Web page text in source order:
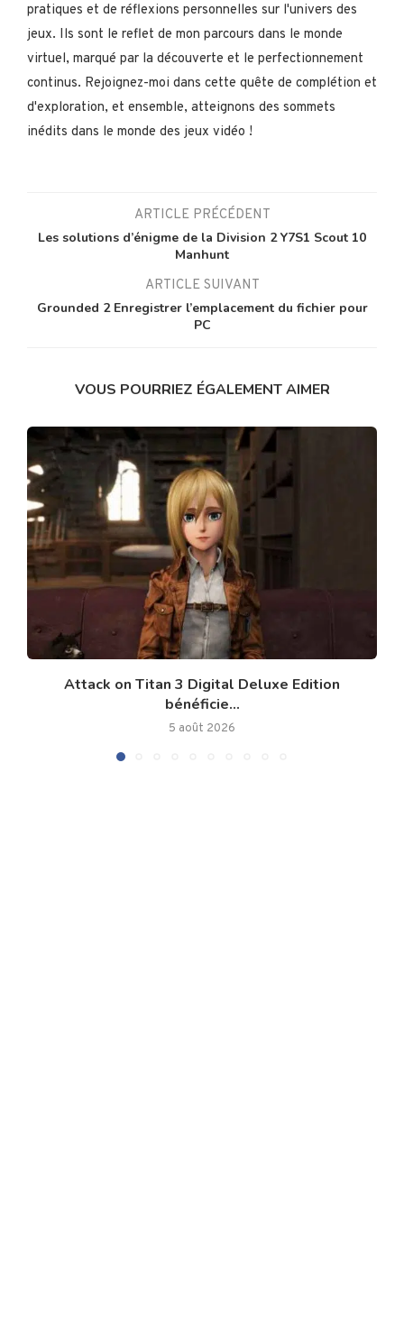
pratiques et de réflexions personnelles sur l'univers des
jeux. Ils sont le reflet de mon parcours dans le monde
virtuel, marqué par la découverte et le perfectionnement
continus. Rejoignez-moi dans cette quête de complétion et
d'exploration, et ensemble, atteignons des sommets
inédits dans le monde des jeux vidéo !
ARTICLE PRÉCÉDENT
Les solutions d’énigme de la Division 2 Y7S1 Scout 10
Manhunt
ARTICLE SUIVANT
Grounded 2 Enregistrer l’emplacement du fichier pour
PC
VOUS POURRIEZ ÉGALEMENT AIMER
Attack on Titan 3 Digital Deluxe Edition
bénéficie...
5 août 2026